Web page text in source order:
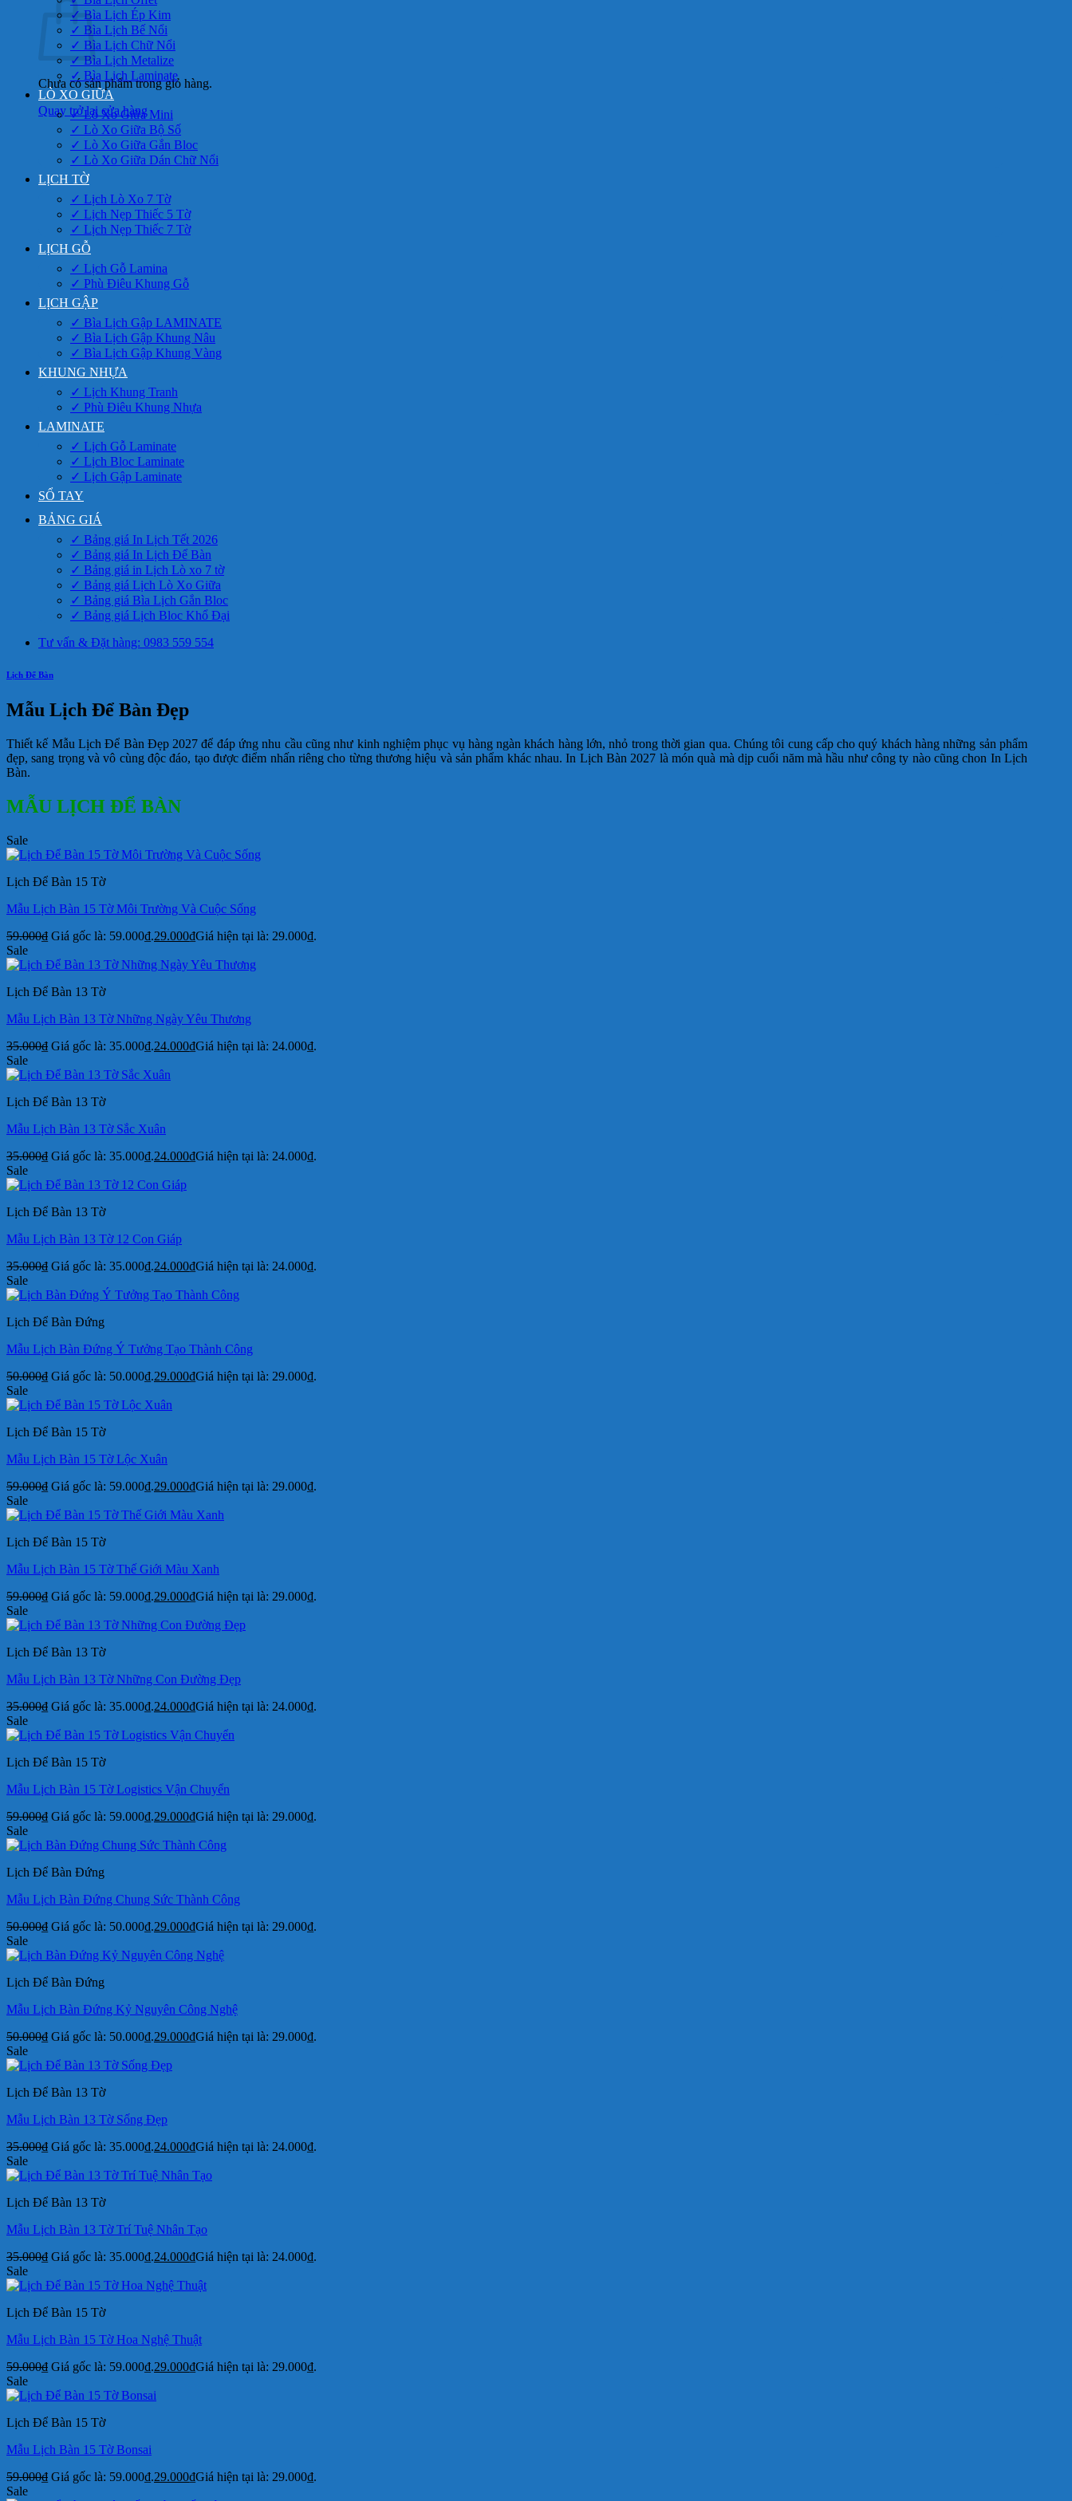
Chưa có sản phẩm trong giỏ hàng.
Quay trở lại cửa hàng
✓ Bìa Lịch Ép Kim
✓ Bìa Lịch Bế Nổi
✓ Bìa Lịch Chữ Nổi
✓ Bìa Lịch Metalize
✓ Bìa Lịch Laminate
LÒ XO GIỮA
✓ Lò Xo Giữa Mini
✓ Lò Xo Giữa Bộ Số
✓ Lò Xo Giữa Gắn Bloc
✓ Lò Xo Giữa Dán Chữ Nổi
LỊCH TỜ
✓ Lịch Lò Xo 7 Tờ
✓ Lịch Nẹp Thiếc 5 Tờ
✓ Lịch Nẹp Thiếc 7 Tờ
LỊCH GỖ
✓ Lịch Gỗ Lamina
✓ Phù Điêu Khung Gỗ
LỊCH GẬP
✓ Bìa Lịch Gập LAMINATE
✓ Bìa Lịch Gập Khung Nâu
✓ Bìa Lịch Gập Khung Vàng
KHUNG NHỰA
✓ Lịch Khung Tranh
✓ Phù Điêu Khung Nhựa
LAMINATE
✓ Lịch Gỗ Laminate
✓ Lịch Bloc Laminate
✓ Lịch Gập Laminate
SỔ TAY
BẢNG GIÁ
✓ Bảng giá In Lịch Tết 2026
✓ Bảng giá In Lịch Để Bàn
✓ Bảng giá in Lịch Lò xo 7 tờ
✓ Bảng giá Lịch Lò Xo Giữa
✓ Bảng giá Bìa Lịch Gắn Bloc
✓ Bảng giá Lịch Bloc Khổ Đại
Tư vấn & Đặt hàng: 0983 559 554
Lịch Để Bàn
Mẫu Lịch Để Bàn Đẹp
Thiết kế Mẫu Lịch Để Bàn Đẹp 2027 để đáp ứng nhu cầu cũng như kinh nghiệm phục vụ hàng ngàn khách hàng lớn, nhỏ trong thời gian qua. Chúng tôi cung cấp cho quý khách hàng những sản phẩm
đẹp, sang trọng và vô cùng độc đáo, tạo được điểm nhấn riêng cho từng thương hiệu và sản phẩm khác nhau. In Lịch Bàn 2027 là món quà mà dịp cuối năm mà hầu như công ty nào cũng chon In Lịch
Bàn.
MẪU LỊCH ĐỂ BÀN
Sale
Lịch Để Bàn 15 Tờ
Mẫu Lịch Bàn 15 Tờ Môi Trường Và Cuộc Sống
59.000₫ Giá gốc là: 59.000₫.29.000₫Giá hiện tại là: 29.000₫.
Sale
Lịch Để Bàn 13 Tờ
Mẫu Lịch Bàn 13 Tờ Những Ngày Yêu Thương
35.000₫ Giá gốc là: 35.000₫.24.000₫Giá hiện tại là: 24.000₫.
Sale
Lịch Để Bàn 13 Tờ
Mẫu Lịch Bàn 13 Tờ Sắc Xuân
35.000₫ Giá gốc là: 35.000₫.24.000₫Giá hiện tại là: 24.000₫.
Sale
Lịch Để Bàn 13 Tờ
Mẫu Lịch Bàn 13 Tờ 12 Con Giáp
35.000₫ Giá gốc là: 35.000₫.24.000₫Giá hiện tại là: 24.000₫.
Sale
Lịch Để Bàn Đứng
Mẫu Lịch Bàn Đứng Ý Tưởng Tạo Thành Công
50.000₫ Giá gốc là: 50.000₫.29.000₫Giá hiện tại là: 29.000₫.
Sale
Lịch Để Bàn 15 Tờ
Mẫu Lịch Bàn 15 Tờ Lộc Xuân
59.000₫ Giá gốc là: 59.000₫.29.000₫Giá hiện tại là: 29.000₫.
Sale
Lịch Để Bàn 15 Tờ
Mẫu Lịch Bàn 15 Tờ Thế Giới Màu Xanh
59.000₫ Giá gốc là: 59.000₫.29.000₫Giá hiện tại là: 29.000₫.
Sale
Lịch Để Bàn 13 Tờ
Mẫu Lịch Bàn 13 Tờ Những Con Đường Đẹp
35.000₫ Giá gốc là: 35.000₫.24.000₫Giá hiện tại là: 24.000₫.
Sale
Lịch Để Bàn 15 Tờ
Mẫu Lịch Bàn 15 Tờ Logistics Vận Chuyển
59.000₫ Giá gốc là: 59.000₫.29.000₫Giá hiện tại là: 29.000₫.
Sale
Lịch Để Bàn Đứng
Mẫu Lịch Bàn Đứng Chung Sức Thành Công
50.000₫ Giá gốc là: 50.000₫.29.000₫Giá hiện tại là: 29.000₫.
Sale
Lịch Để Bàn Đứng
Mẫu Lịch Bàn Đứng Kỷ Nguyên Công Nghệ
50.000₫ Giá gốc là: 50.000₫.29.000₫Giá hiện tại là: 29.000₫.
Sale
Lịch Để Bàn 13 Tờ
Mẫu Lịch Bàn 13 Tờ Sống Đẹp
35.000₫ Giá gốc là: 35.000₫.24.000₫Giá hiện tại là: 24.000₫.
Sale
Lịch Để Bàn 13 Tờ
Mẫu Lịch Bàn 13 Tờ Trí Tuệ Nhân Tạo
35.000₫ Giá gốc là: 35.000₫.24.000₫Giá hiện tại là: 24.000₫.
Sale
Lịch Để Bàn 15 Tờ
Mẫu Lịch Bàn 15 Tờ Hoa Nghệ Thuật
59.000₫ Giá gốc là: 59.000₫.29.000₫Giá hiện tại là: 29.000₫.
Sale
Lịch Để Bàn 15 Tờ
Mẫu Lịch Bàn 15 Tờ Bonsai
59.000₫ Giá gốc là: 59.000₫.29.000₫Giá hiện tại là: 29.000₫.
Sale